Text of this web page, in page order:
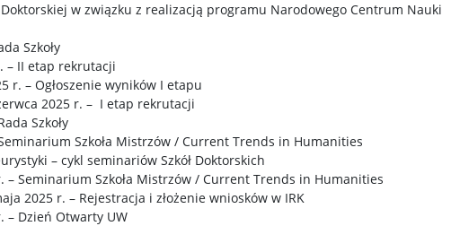
Doktorskiej w związku z realizacją programu Narodowego Centrum Nauki
Szkoły
– II etap rekrutacji
r. – Ogłoszenie wyników I etapu
2025 r. – I etap rekrutacji
Szkoły
Szkoła Mistrzów / Current Trends in Humanities
– cykl seminariów Szkół Doktorskich
– Seminarium Szkoła Mistrzów / Current Trends in Humanities
2025 r. – Rejestracja i złożenie wniosków w IRK
– Dzień Otwarty UW